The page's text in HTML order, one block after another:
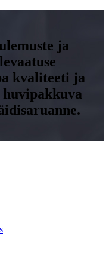
ja
kvaliteeti ja
huvipakkuva